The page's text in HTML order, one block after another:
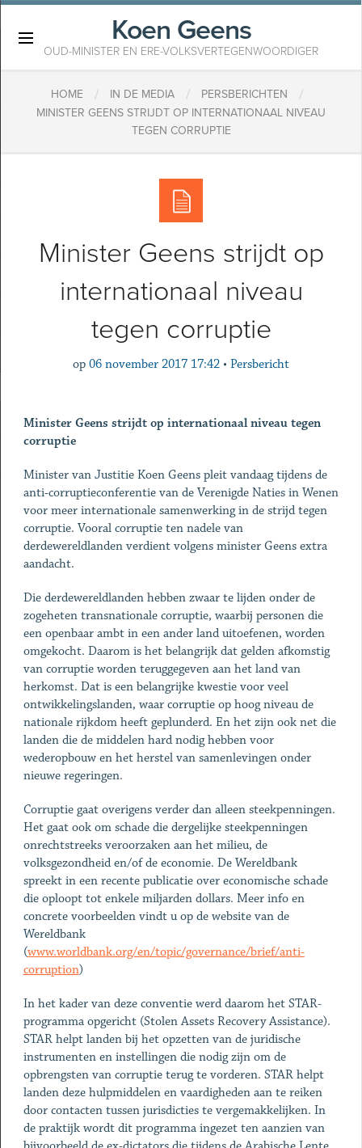
Koen Geens
OUD-MINISTER EN ERE-VOLKSVERTEGENWOORDIGER
HOME / IN DE MEDIA / PERSBERICHTEN /
MINISTER GEENS STRIJDT OP INTERNATIONAAL NIVEAU
TEGEN CORRUPTIE
Minister Geens strijdt op
internationaal niveau
tegen corruptie
op 06 november 2017 17:42 • Persbericht
Minister Geens strijdt op internationaal niveau tegen
corruptie
Minister van Justitie Koen Geens pleit vandaag tijdens de
anti-corruptieconferentie van de Verenigde Naties in Wenen
voor meer internationale samenwerking in de strijd tegen
corruptie. Vooral corruptie ten nadele van
derdewereldlanden verdient volgens minister Geens extra
aandacht.
Die derdewereldlanden hebben zwaar te lijden onder de
zogeheten transnationale corruptie, waarbij personen die
een openbaar ambt in een ander land uitoefenen, worden
omgekocht. Daarom is het belangrijk dat gelden afkomstig
van corruptie worden teruggegeven aan het land van
herkomst. Dat is een belangrijke kwestie voor veel
ontwikkelingslanden, waar corruptie op hoog niveau de
nationale rijkdom heeft geplunderd. En het zijn ook net die
landen die de middelen hard nodig hebben voor
wederopbouw en het herstel van samenlevingen onder
nieuwe regeringen.
Corruptie gaat overigens verder dan alleen steekpenningen.
Het gaat ook om schade die dergelijke steekpenningen
onrechtstreeks veroorzaken aan het milieu, de
volksgezondheid en/of de economie. De Wereldbank
spreekt in een recente publicatie over economische schade
die oploopt tot enkele miljarden dollars. Meer info en
concrete voorbeelden vindt u op de website van de
Wereldbank
(www.worldbank.org/en/topic/governance/brief/anti-
corruption)
In het kader van deze conventie werd daarom het STAR-
programma opgericht (Stolen Assets Recovery Assistance).
STAR helpt landen bij het opzetten van de juridische
instrumenten en instellingen die nodig zijn om de
opbrengsten van corruptie terug te vorderen. STAR helpt
landen deze hulpmiddelen en vaardigheden aan te reiken
door contacten tussen jurisdicties te vergemakkelijken. In
de praktijk wordt dit programma ingezet ten aanzien van